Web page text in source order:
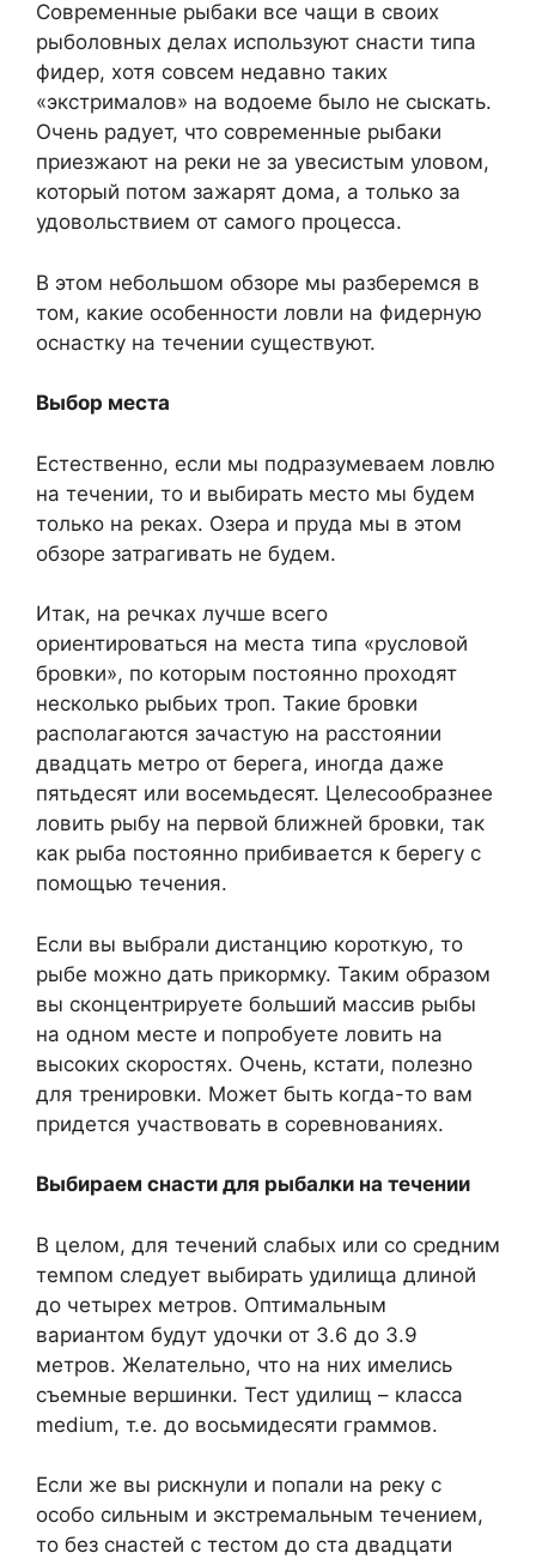
Современные рыбаки все чащи в своих
рыболовных делах используют снасти типа
фидер, хотя совсем недавно таких
«экстрималов» на водоеме было не сыскать.
Очень радует, что современные рыбаки
приезжают на реки не за увесистым уловом,
который потом зажарят дома, а только за
удовольствием от самого процесса.
В этом небольшом обзоре мы разберемся в
том, какие особенности ловли на фидерную
оснастку на течении существуют.
Выбор места
Естественно, если мы подразумеваем ловлю
на течении, то и выбирать место мы будем
только на реках. Озера и пруда мы в этом
обзоре затрагивать не будем.
Итак, на речках лучше всего
ориентироваться на места типа «русловой
бровки», по которым постоянно проходят
несколько рыбьих троп. Такие бровки
располагаются зачастую на расстоянии
двадцать метро от берега, иногда даже
пятьдесят или восемьдесят. Целесообразнее
ловить рыбу на первой ближней бровки, так
как рыба постоянно прибивается к берегу с
помощью течения.
Если вы выбрали дистанцию короткую, то
рыбе можно дать прикормку. Таким образом
вы сконцентрируете больший массив рыбы
на одном месте и попробуете ловить на
высоких скоростях. Очень, кстати, полезно
для тренировки. Может быть когда-то вам
придется участвовать в соревнованиях.
Выбираем снасти для рыбалки на течении
В целом, для течений слабых или со средним
темпом следует выбирать удилища длиной
до четырех метров. Оптимальным
вариантом будут удочки от 3.6 до 3.9
метров. Желательно, что на них имелись
съемные вершинки. Тест удилищ – класса
medium, т.е. до восьмидесяти граммов.
Если же вы рискнули и попали на реку с
особо сильным и экстремальным течением,
то без снастей с тестом до ста двадцати